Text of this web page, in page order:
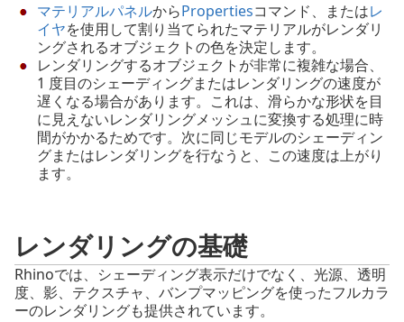
マテリアルパネルからPropertiesコマンド、またはレ
イヤを使用して割り当てられたマテリアルがレンダリ
ングされるオブジェクトの色を決定します。
レンダリングするオブジェクトが非常に複雑な場合、
1 度目のシェーディングまたはレンダリングの速度が
遅くなる場合があります。これは、滑らかな形状を目
に見えないレンダリングメッシュに変換する処理に時
間がかかるためです。次に同じモデルのシェーディン
グまたはレンダリングを行なうと、この速度は上がり
ます。
レンダリングの基礎
Rhinoでは、シェーディング表示だけでなく、光源、透明
度、影、テクスチャ、バンプマッピングを使ったフルカラ
ーのレンダリングも提供されています。